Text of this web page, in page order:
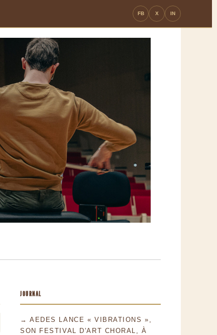
FB X IN
JOURNAL
→ AEDES LANCE « VIBRATIONS »,
SON FESTIVAL D'ART CHORAL, À